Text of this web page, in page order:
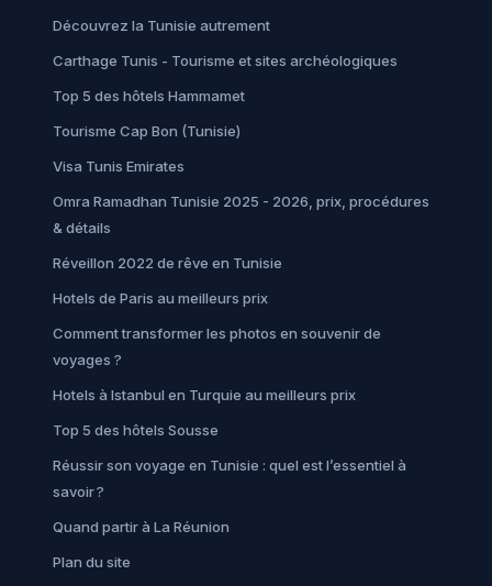
Découvrez la Tunisie autrement
Carthage Tunis - Tourisme et sites archéologiques
Top 5 des hôtels Hammamet
Tourisme Cap Bon (Tunisie)
Visa Tunis Emirates
Omra Ramadhan Tunisie 2025 - 2026, prix, procédures
& détails
Réveillon 2022 de rêve en Tunisie
Hotels de Paris au meilleurs prix
Comment transformer les photos en souvenir de
voyages ?
Hotels à Istanbul en Turquie au meilleurs prix
Top 5 des hôtels Sousse
Réussir son voyage en Tunisie : quel est l’essentiel à
savoir ?
Quand partir à La Réunion
Plan du site